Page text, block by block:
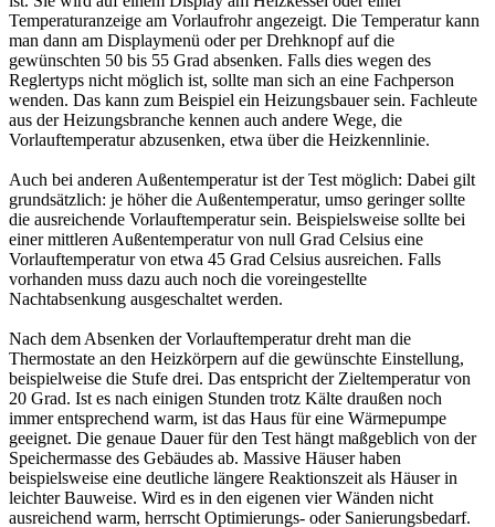
Temperaturanzeige am Vorlaufrohr angezeigt. Die Temperatur kann
man dann am Displaymenü oder per Drehknopf auf die
gewünschten 50 bis 55 Grad absenken. Falls dies wegen des
Reglertyps nicht möglich ist, sollte man sich an eine Fachperson
wenden. Das kann zum Beispiel ein Heizungsbauer sein. Fachleute
aus der Heizungsbranche kennen auch andere Wege, die
Vorlauftemperatur abzusenken, etwa über die Heizkennlinie.
Auch bei anderen Außentemperatur ist der Test möglich: Dabei gilt
grundsätzlich: je höher die Außentemperatur, umso geringer sollte
die ausreichende Vorlauftemperatur sein. Beispielsweise sollte bei
einer mittleren Außentemperatur von null Grad Celsius eine
Vorlauftemperatur von etwa 45 Grad Celsius ausreichen. Falls
vorhanden muss dazu auch noch die voreingestellte
Nachtabsenkung ausgeschaltet werden.
Nach dem Absenken der Vorlauftemperatur dreht man die
Thermostate an den Heizkörpern auf die gewünschte Einstellung,
beispielweise die Stufe drei. Das entspricht der Zieltemperatur von
20 Grad. Ist es nach einigen Stunden trotz Kälte draußen noch
immer entsprechend warm, ist das Haus für eine Wärmepumpe
geeignet. Die genaue Dauer für den Test hängt maßgeblich von der
Speichermasse des Gebäudes ab. Massive Häuser haben
beispielsweise eine deutliche längere Reaktionszeit als Häuser in
leichter Bauweise. Wird es in den eigenen vier Wänden nicht
ausreichend warm, herrscht Optimierungs- oder Sanierungsbedarf.